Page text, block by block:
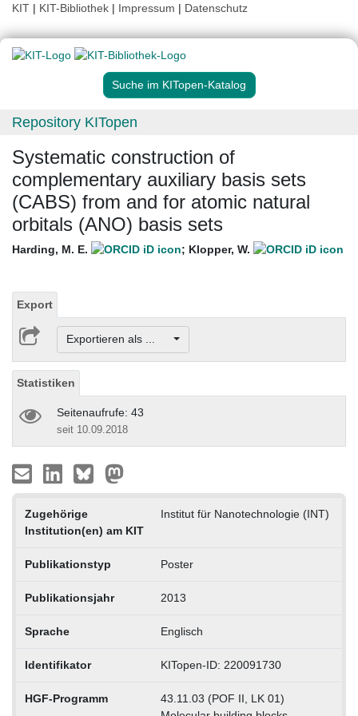
KIT | KIT-Bibliothek | Impressum | Datenschutz
Suche im KITopen-Katalog
Repository KITopen
Systematic construction of
complementary auxiliary basis sets
(CABS) from and for atomic natural
orbitals (ANO) basis sets
Harding, M. E. ; Klopper, W.
Export
Exportieren als ...
Statistiken
Seitenaufrufe: 43
seit 10.09.2018
Zugehörige
Institution(en) am KIT
Institut für Nanotechnologie (INT)
Publikationstyp Poster
Publikationsjahr 2013
Sprache Englisch
Identifikator KITopen-ID: 220091730
HGF-Programm
43.11.03 (POF II, LK 01)